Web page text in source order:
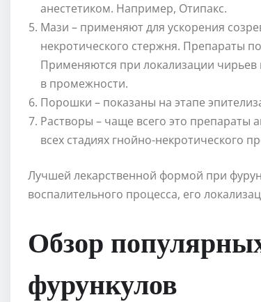
анестетиком. Например, Отипакс.
Мази – применяют для ускорения
некротического стержня. Препараты
Применяются при локализации чирьев
в промежности.
Порошки – показаны на этапе
Растворы – чаще всего это препараты
всех стадиях гнойно-некротического
Лучшей лекарственной формой при
воспалительного процесса, его
Обзор
фурункулов